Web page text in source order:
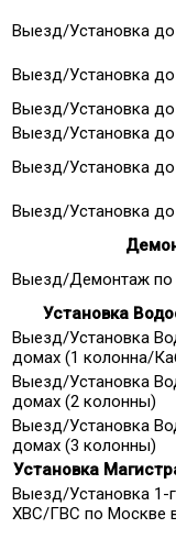
Выезд/Установка
Выезд/Установка
Выезд/Установка
Выезд/Установка
Выезд/Установка
Выезд/Установка
Выезд/Демонтаж
Установка
Выезд/Установка
домах (1 колонна/
Выезд/Установка
домах (2 колонны)
Выезд/Установка
домах (3 колонны)
Установка
Выезд/Установка 1-
ХВС/ГВС по Москве